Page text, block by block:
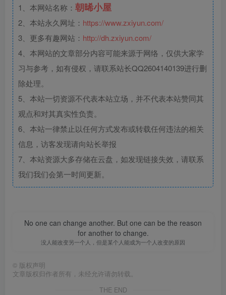
1、本网站名称： 朝晞小屋
2、本站永久网址： https://www.zxiyun.com/
3、更多有趣网站： http://dh.zxiyun.com/
4、本网站的文章部分内容可能来源于网络，仅供大家学
习与参考，如有侵权，请联系站长QQ2604140139进行删
除处理。
5、本站一切资源不代表本站立场，并不代表本站赞同其
观点和对其真实性负责。
6、本站一律禁止以任何方式发布或转载任何违法的相关
信息，访客发现请向站长举报
7、本站资源大多存储在云盘，如发现链接失效，请联系
我们我们会第一时间更新。
No one can change another. But one can be the reason
for another to change.
没人能改变另一个人，但是某个人能成为一个人改变的原因
© 版权声明
文章版权归作者所有，未经允许请勿转载。
THE END